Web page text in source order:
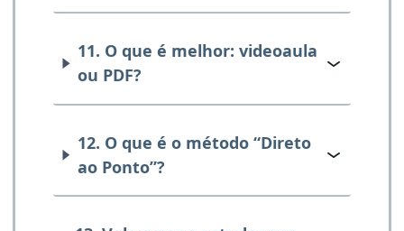
11. O que é melhor: videoaula
ou PDF?
12. O que é o método “Direto
ao Ponto”?